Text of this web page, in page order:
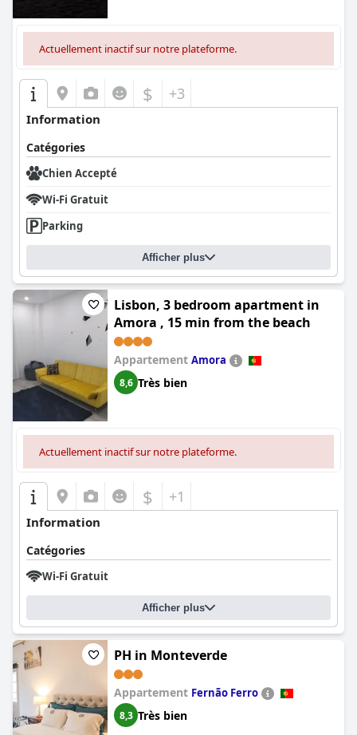
Actuellement inactif sur notre plateforme.
$ +3
Information
Catégories
Chien Accepté
Wi-Fi Gratuit
Parking
Afficher plus
Lisbon, 3 bedroom apartment in
Amora , 15 min from the beach
Appartement Amora
8,6 Très bien
Actuellement inactif sur notre plateforme.
$ +1
Information
Catégories
Wi-Fi Gratuit
Afficher plus
PH in Monteverde
Appartement Fernão Ferro
8,3 Très bien